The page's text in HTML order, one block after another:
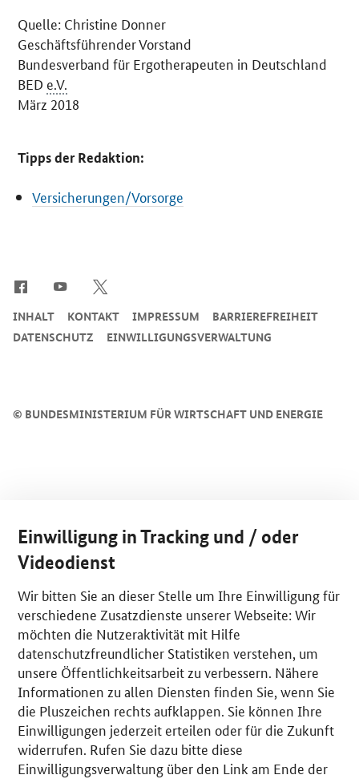
Quelle: Christine Donner
Geschäftsführender Vorstand
Bundesverband für Ergotherapeuten in Deutschland
BED e.V.
März 2018
Tipps der Redaktion:
Versicherungen/Vorsorge
© BUNDESMINISTERIUM FÜR WIRTSCHAFT UND ENERGIE
INHALT KONTAKT IMPRESSUM
BARRIEREFREIHEIT
DATENSCHUTZ
EINWILLIGUNGSVERWALTUNG
Einwilligung in Tracking und / oder
Videodienst
Wir bitten Sie an dieser Stelle um Ihre Einwilligung für
verschiedene Zusatzdienste unserer Webseite: Wir
möchten die Nutzeraktivität mit Hilfe
datenschutzfreundlicher Statistiken verstehen, um
unsere Öffentlichkeitsarbeit zu verbessern. Nähere
Informationen zu allen Diensten finden Sie, wenn Sie
die Pluszeichen rechts aufklappen. Sie können Ihre
Einwilligungen jederzeit erteilen oder für die Zukunft
widerrufen. Rufen Sie dazu bitte diese
Einwilligungsverwaltung über den Link am Ende der